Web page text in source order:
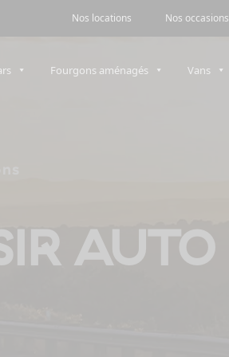
Nos locations Nos occasions
Fourgons aménagés Vans
AUTO